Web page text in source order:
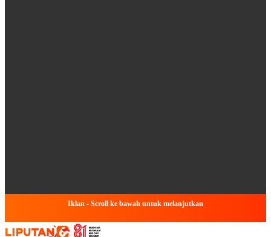
Iklan - Scroll ke bawah untuk melanjutkan